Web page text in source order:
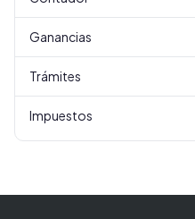
Ganancias
Trámites
Impuestos